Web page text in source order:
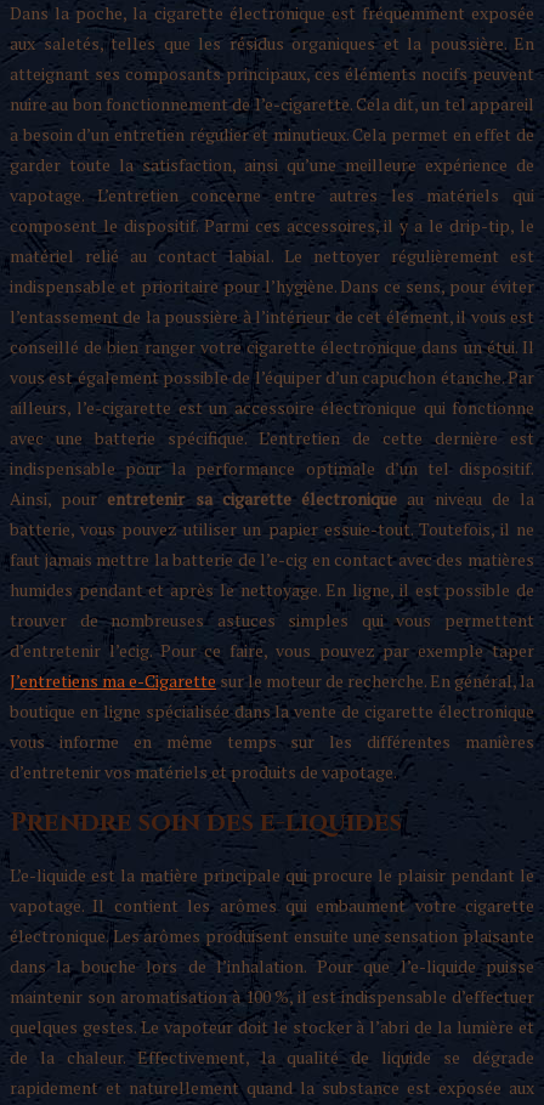
Dans la poche, la cigarette électronique est fréquemment exposée
aux saletés, telles que les résidus organiques et la poussière. En
atteignant ses composants principaux, ces éléments nocifs peuvent
nuire au bon fonctionnement de l’e-cigarette. Cela dit, un tel appareil
a besoin d’un entretien régulier et minutieux. Cela permet en effet de
garder toute la satisfaction, ainsi qu’une meilleure expérience de
vapotage. L’entretien concerne entre autres les matériels qui
composent le dispositif. Parmi ces accessoires, il y a le drip-tip, le
matériel relié au contact labial. Le nettoyer régulièrement est
indispensable et prioritaire pour l’hygiène. Dans ce sens, pour éviter
l’entassement de la poussière à l’intérieur de cet élément, il vous est
conseillé de bien ranger votre cigarette électronique dans un étui. Il
vous est également possible de l’équiper d’un capuchon étanche. Par
ailleurs, l’e-cigarette est un accessoire électronique qui fonctionne
avec une batterie spécifique. L’entretien de cette dernière est
indispensable pour la performance optimale d’un tel dispositif.
Ainsi, pour entretenir sa cigarette électronique au niveau de la
batterie, vous pouvez utiliser un papier essuie-tout. Toutefois, il ne
faut jamais mettre la batterie de l’e-cig en contact avec des matières
humides pendant et après le nettoyage. En ligne, il est possible de
trouver de nombreuses astuces simples qui vous permettent
d’entretenir l’ecig. Pour ce faire, vous pouvez par exemple taper
J’entretiens ma e-Cigarette sur le moteur de recherche. En général, la
boutique en ligne spécialisée dans la vente de cigarette électronique
vous informe en même temps sur les différentes manières
d’entretenir vos matériels et produits de vapotage.
Prendre soin des e-liquides
L’e-liquide est la matière principale qui procure le plaisir pendant le
vapotage. Il contient les arômes qui embaument votre cigarette
électronique. Les arômes produisent ensuite une sensation plaisante
dans la bouche lors de l’inhalation. Pour que l’e-liquide puisse
maintenir son aromatisation à 100 %, il est indispensable d’effectuer
quelques gestes. Le vapoteur doit le stocker à l’abri de la lumière et
de la chaleur. Effectivement, la qualité de liquide se dégrade
rapidement et naturellement quand la substance est exposée aux